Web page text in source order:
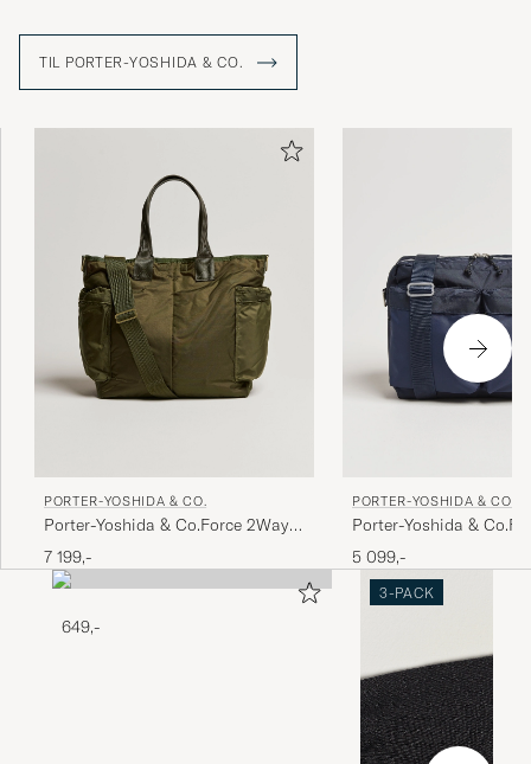
Alle produkter som har merket Porter-Yoshida & Co.
fremst nylon. Veskene tåler ytre påvirkning som fuktighet
og smuss, men også raske forandringer i trender. Alltid
TIL PORTER-YOSHIDA & CO.
PORTER-YOSHIDA & CO.
Porter-Yoshida & Co.Force 2Way
Tote BagOlive Drab
7 199,-
PORTER-YOSHIDA & CO.
Porter-Yoshida &
Shoulder BagNavy
5 099,-
649,-
3-PACK